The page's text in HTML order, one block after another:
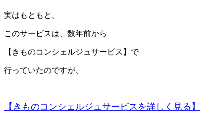
実はもともと、
このサービスは、数年前から
【きものコンシェルジュサービス】で
行っていたのですが、
【きものコンシェルジュサービスを詳しく見る】